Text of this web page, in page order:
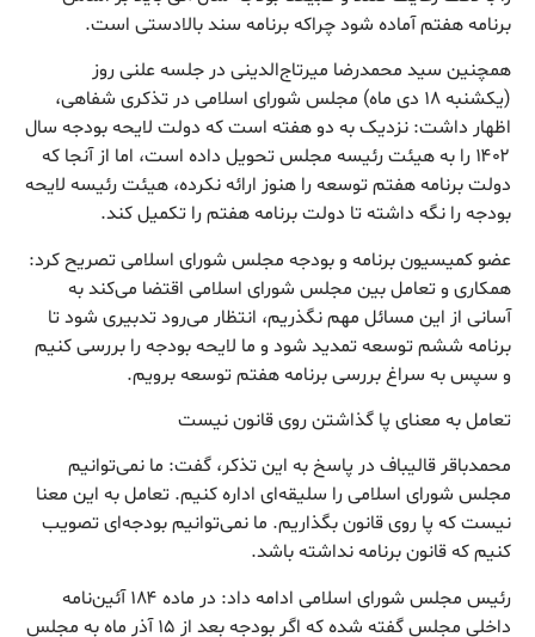
برنامه هفتم آماده شود چراکه برنامه سند بالادستی است.
همچنین سید محمدرضا میرتاج‌الدینی در جلسه علنی روز
(یکشنبه ۱۸ دی ماه) مجلس شورای اسلامی در تذکری شفاهی،
اظهار داشت: نزدیک به دو هفته است که دولت لایحه بودجه سال
۱۴۰۲ را به هیئت رئیسه مجلس تحویل داده است، اما از آنجا که
دولت برنامه هفتم توسعه را هنوز ارائه نکرده، هیئت رئیسه لایحه
بودجه را نگه داشته تا دولت برنامه هفتم را تکمیل کند.
عضو کمیسیون برنامه و بودجه مجلس شورای اسلامی تصریح کرد:
همکاری و تعامل بین مجلس شورای اسلامی اقتضا می‌کند به
آسانی از این مسائل مهم نگذریم، انتظار می‌رود تدبیری شود تا
برنامه ششم توسعه تمدید شود و ما لایحه بودجه را بررسی کنیم
و سپس به سراغ بررسی برنامه هفتم توسعه برویم.
تعامل به معنای پا گذاشتن روی قانون نیست
محمدباقر قالیباف در پاسخ به این تذکر، گفت: ما نمی‌توانیم
مجلس شورای اسلامی را سلیقه‌ای اداره کنیم. تعامل به این معنا
نیست که پا روی قانون بگذاریم. ما نمی‌توانیم بودجه‌ای تصویب
کنیم که قانون برنامه نداشته باشد.
رئیس مجلس شورای اسلامی ادامه داد: در ماده ۱۸۴ آئین‌نامه
داخلی مجلس گفته شده که اگر بودجه بعد از ۱۵ آذر ماه به مجلس